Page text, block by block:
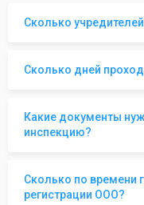
Сколько
Сколько дней
Какие документы
инспекцию?
Сколько по времени
регистрации ООО?